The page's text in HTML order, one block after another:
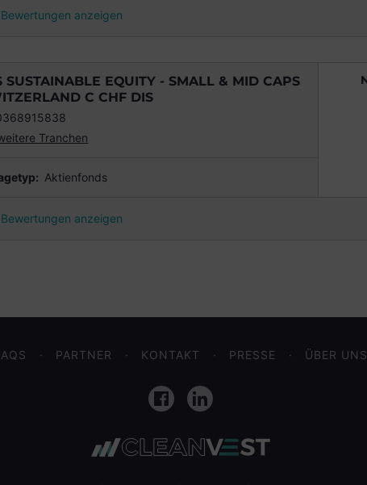
Bewertungen anzeigen
SUSTAINABLE EQUITY - SMALL & MID CAPS
C CHF DIS
Tranchen
Aktienfonds
Bewertungen anzeigen
PARTNER KONTAKT PRESSE ÜBER UNS
FacebookLinkedIn